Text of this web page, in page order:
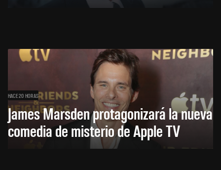
HACE 20 HORAS
James Marsden protagonizará la nueva
comedia de misterio de Apple TV